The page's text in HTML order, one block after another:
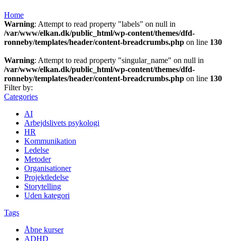
Home
Warning: Attempt to read property "labels" on null in
/var/www/elkan.dk/public_html/wp-content/themes/dfd-
ronneby/templates/header/content-breadcrumbs.php on line 130
Warning: Attempt to read property "singular_name" on null in
/var/www/elkan.dk/public_html/wp-content/themes/dfd-
ronneby/templates/header/content-breadcrumbs.php on line 130
Filter by:
Categories
AI
Arbejdslivets psykologi
HR
Kommunikation
Ledelse
Metoder
Organisationer
Projektledelse
Storytelling
Uden kategori
Tags
Åbne kurser
ADHD